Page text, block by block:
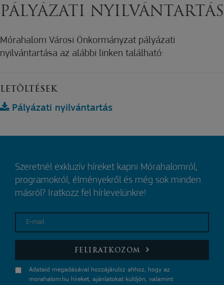
PÁLYÁZATI NYILVÁNTARTÁS
Mórahalom Városi Önkormányzat pályázati
nyilvántartása az alábbi linken található:
LETÖLTÉSEK
Pályázati nyilvántartás
Szeretnél exkluzív híreket kapni Mórahalomról,
programokról, élményekről és még sok minden
másról? Iratkozz fel hírlevelünkre!
E-mail
FELIRATKOZOM
Adataid megadásával hozzájárulsz ahhoz, hogy az
morahalom.hu híreket, ajánlatokat küldjön, valamint